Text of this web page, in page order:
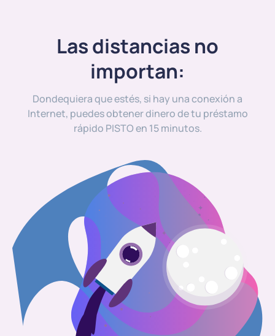
Las distancias no
importan:
Dondequiera que estés, si hay una conexión a
Internet, puedes obtener dinero de tu préstamo
rápido PISTO en 15 minutos.